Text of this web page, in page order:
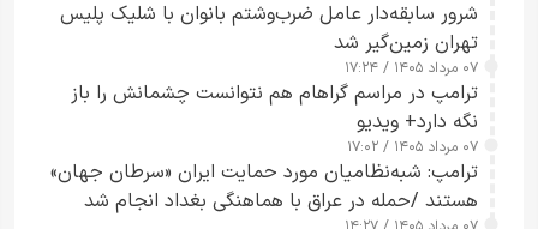
شرور سابقه‌دار عامل ضرب‌وشتم بانوان با شلیک پلیس
تهران زمین‌گیر شد
۰۷ مرداد ۱۴۰۵ / ۱۷:۲۴
ترامپ در مراسم گراهام هم نتوانست چشمانش را باز
نگه دارد+ ویدیو
۰۷ مرداد ۱۴۰۵ / ۱۷:۰۲
ترامپ: شبه‌نظامیان مورد حمایت ایران «سرطان جهان»
هستند /حمله در عراق با هماهنگی بغداد انجام شد